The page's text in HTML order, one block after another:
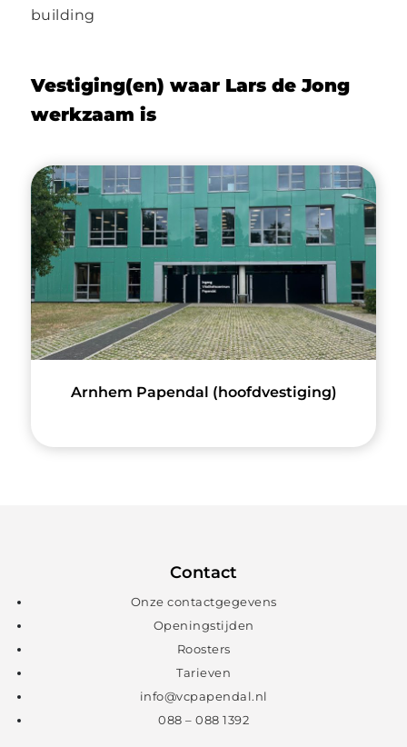
building
Vestiging(en) waar Lars de Jong
werkzaam is
Arnhem Papendal (hoofdvestiging)
Contact
Onze contactgegevens
Openingstijden
Roosters
Tarieven
info@vcpapendal.nl
088 – 088 1392